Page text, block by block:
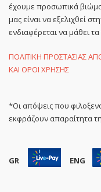
έχουμε προσωπικά
μας είναι να εξελιχθεί
ενδιαφέρεται να μάθει
ΠΟΛΙΤΙΚΗ ΠΡΟΣΤΑΣΙΑΣ
ΚΑΙ ΟΡΟΙ ΧΡΗΣΗΣ
*Οι απόψεις που
εκφράζουν απαραίτητα
GR ENG